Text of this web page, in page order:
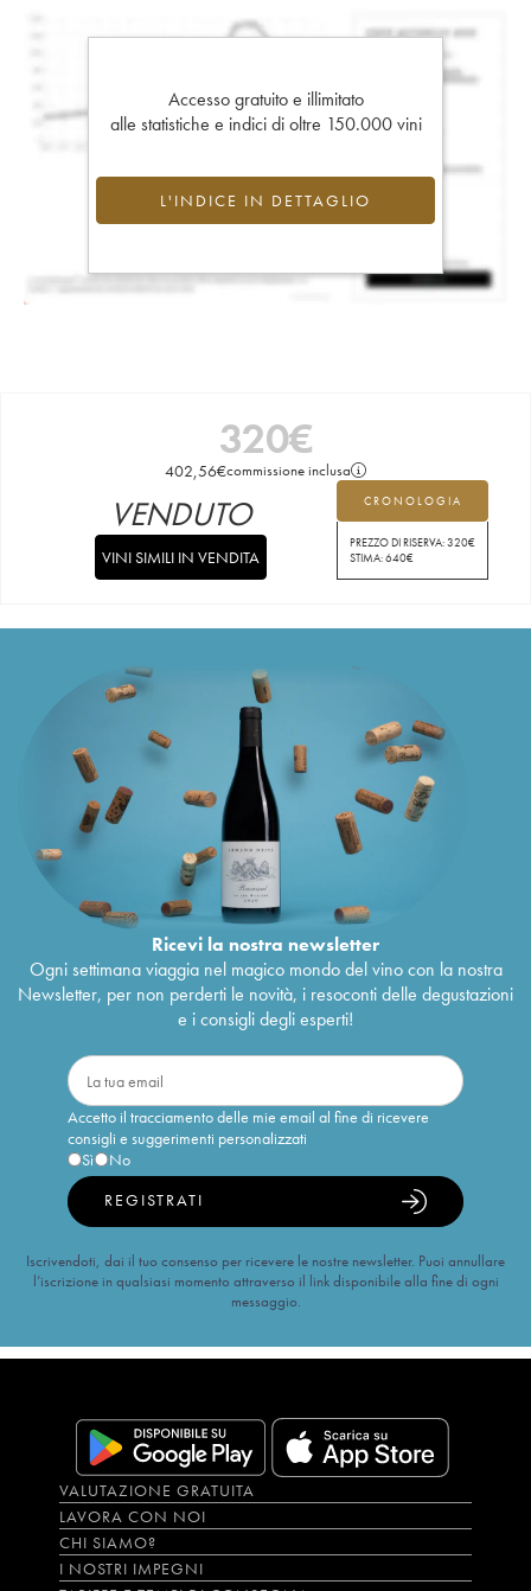
Accesso gratuito e illimitato
alle statistiche e indici di oltre 150.000 vini
L'INDICE IN DETTAGLIO
320€
402,56€commissione inclusa
CRONOLOGIA
PREZZO DI RISERVA:320€
STIMA:640€
VENDUTO
VINI SIMILI IN VENDITA
Ricevi la nostra newsletter
Ogni settimana viaggia nel magico mondo del vino con la nostra
Newsletter, per non perderti le novità, i resoconti delle degustazioni
e i consigli degli esperti!
Accetto il tracciamento delle mie email al fine di ricevere
consigli e suggerimenti personalizzati
Sì
No
REGISTRATI
Iscrivendoti, dai il tuo consenso per ricevere le nostre newsletter. Puoi annullare
l’iscrizione in qualsiasi momento attraverso il link disponibile alla fine di ogni
messaggio.
VALUTAZIONE GRATUITA
LAVORA CON NOI
CHI SIAMO?
I NOSTRI IMPEGNI